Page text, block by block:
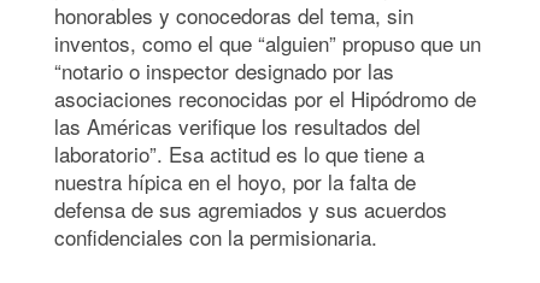
honorables y conocedoras del tema, sin
inventos, como el que “alguien” propuso que un
“notario o inspector designado por las
asociaciones reconocidas por el Hipódromo de
las Américas verifique los resultados del
laboratorio”. Esa actitud es lo que tiene a
nuestra hípica en el hoyo, por la falta de
defensa de sus agremiados y sus acuerdos
confidenciales con la permisionaria.